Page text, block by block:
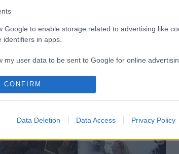
Google to enable storage related to advertising like
identifiers in apps.
my user data to be sent to Google for online
Google to send me personalized advertising.
Google to enable storage related to analytics like
Google to enable storage related to functionality of the
CONFIRM
Data Deletion Data Access Privacy Policy
μπήκε
ρώτησε πόσο
για να
καμία σχέση με την
αποκάλυψε στους
αστυνομικούς